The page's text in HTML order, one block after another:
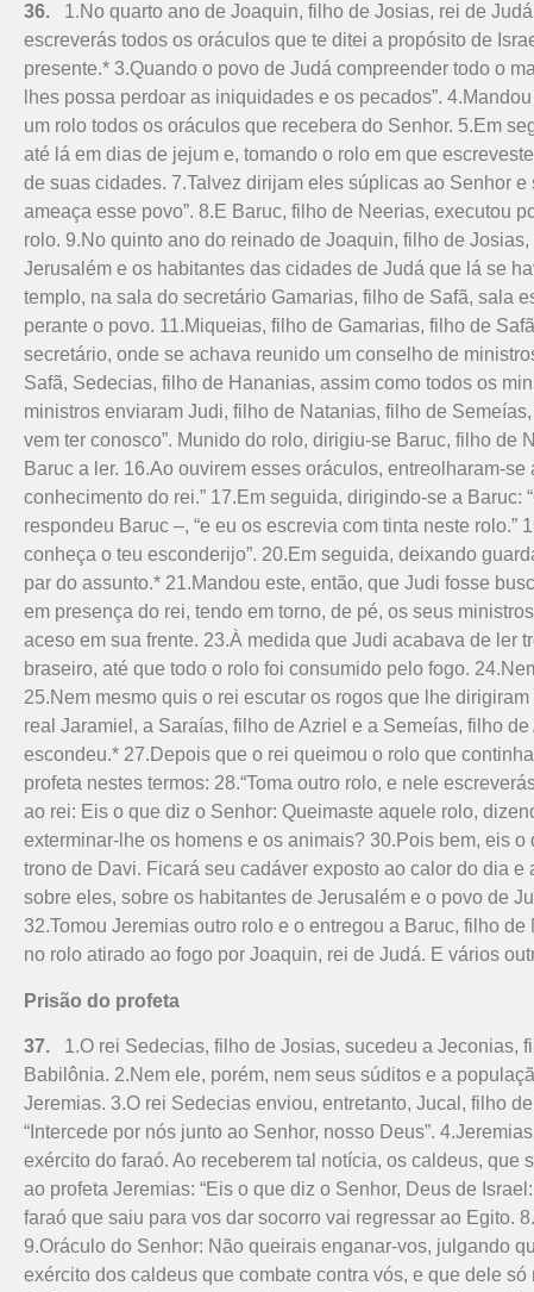
36. 1.No quarto ano de Joaquin, filho de Josias, rei de
escreverás todos os oráculos que te ditei a propósito de
presente.* 3.Quando o povo de Judá compreender todo o
lhes possa perdoar as iniquidades e os pecados”.
um rolo todos os oráculos que recebera do Senhor. 5.Em
até lá em dias de jejum e, tomando o rolo em que
de suas cidades. 7.Talvez dirijam eles súplicas ao Senhor
ameaça esse povo”. 8.E Baruc, filho de Neerias, exe­cutou
rolo. 9.No quinto ano do reinado de Joaquin, filho de
Jerusalém e os habitantes das cidades de Judá que lá se
templo, na sala do secretário Gamarias, filho de Safã, sala
perante o povo. 11.Miqueias, filho de Gamarias, filho de
secretário, onde se achava reunido um conselho de
Safã, Sedecias, filho de Hananias, assim como todos os
ministros enviaram Judi, filho de Natanias, filho de
vem ter conosco”. Munido do rolo, dirigiu-se Baruc, filho de
Baruc a ler. 16.Ao ouvirem esses oráculos, entreolharam-
conhecimento do rei.” 17.Em seguida, dirigindo-se a Baruc:
respondeu Baruc –, “e eu os escrevia com tinta neste
conheça o teu esconderijo”. 20.Em seguida, deixando
par do assunto.* 21.Mandou este, então, que Judi fosse
em presença do rei, tendo em torno, de pé, os seus
aceso em sua frente. 23.À medida que Judi acabava de ler
braseiro, até que todo o rolo foi consumido pelo fogo.
25.Nem mesmo quis o rei escutar os rogos que lhe
real Jaramiel, a Saraías, filho de Azriel e a Semeías, filho
escondeu.* 27.Depois que o rei queimou o rolo que
profeta nestes termos: 28.“Toma outro rolo, e nele
ao rei: Eis o que diz o Senhor: Queimaste aquele rolo,
exterminar-lhe os homens e os animais? 30.Pois bem, eis
trono de Davi. Ficará seu cadáver exposto ao calor do dia
sobre eles, sobre os habitantes de Jerusalém e o povo de
32.Tomou Jeremias outro rolo e o entregou a Baruc, filho
no rolo atirado ao fogo por Joaquin, rei de Judá. E vários
Prisão do profeta
37. 1.O rei Sedecias, filho de Josias, sucedeu a Jeconias,
Babilônia. 2.Nem ele, porém, nem seus súditos e a
Jeremias. 3.O rei Sedecias enviou, entretanto, Jucal, filho
“Intercede por nós junto ao Senhor, nosso Deus”.
exército do faraó. Ao receberem tal notícia, os caldeus,
ao profeta Jeremias: “Eis o que diz o Senhor, Deus de
faraó que saiu para vos dar socorro vai regressar ao Egito.
9.Oráculo do Senhor: Não queirais enganar-vos, julgando
exército dos caldeus que combate contra vós, e que dele